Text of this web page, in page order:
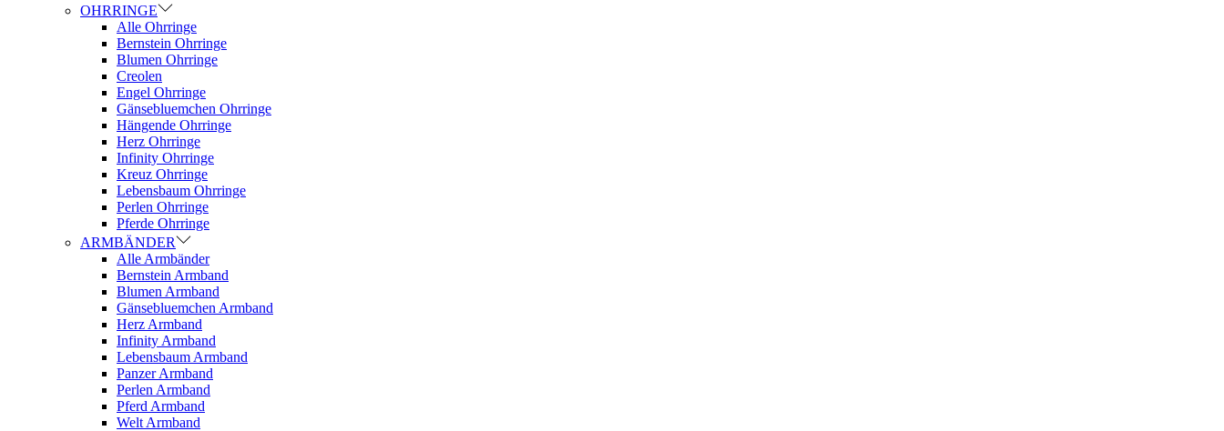
OHRRINGE
Alle Ohrringe
Bernstein Ohrringe
Blumen Ohrringe
Creolen
Engel Ohrringe
Gänsebluemchen Ohrringe
Hängende Ohrringe
Herz Ohrringe
Infinity Ohrringe
Kreuz Ohrringe
Lebensbaum Ohrringe
Perlen Ohrringe
Pferde Ohrringe
ARMBÄNDER
Alle Armbänder
Bernstein Armband
Blumen Armband
Gänsebluemchen Armband
Herz Armband
Infinity Armband
Lebensbaum Armband
Panzer Armband
Perlen Armband
Pferd Armband
Welt Armband